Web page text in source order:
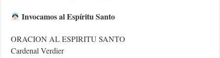
Invocamos al Espíritu Santo
ORACION AL ESPIRITU SANTO
Cardenal Verdier